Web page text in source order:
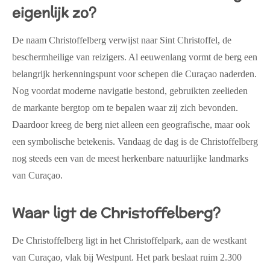
eigenlijk zo?
De naam Christoffelberg verwijst naar Sint Christoffel, de
beschermheilige van reizigers. Al eeuwenlang vormt de berg een
belangrijk herkenningspunt voor schepen die Curaçao naderden.
Nog voordat moderne navigatie bestond, gebruikten zeelieden
de markante bergtop om te bepalen waar zij zich bevonden.
Daardoor kreeg de berg niet alleen een geografische, maar ook
een symbolische betekenis. Vandaag de dag is de Christoffelberg
nog steeds een van de meest herkenbare natuurlijke landmarks
van Curaçao.
Waar ligt de Christoffelberg?
De Christoffelberg ligt in het Christoffelpark, aan de westkant
van Curaçao, vlak bij Westpunt. Het park beslaat ruim 2.300